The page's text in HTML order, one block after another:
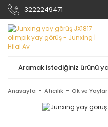
3222249471
Anasayfa Atıcılık Ok ve Yaylar